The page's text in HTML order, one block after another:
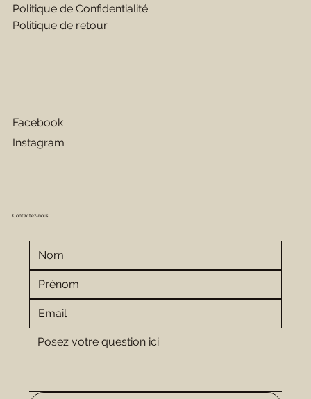
Politique de Confidentialité
Politique de retour
Facebook
Instagram
Contactez-nous